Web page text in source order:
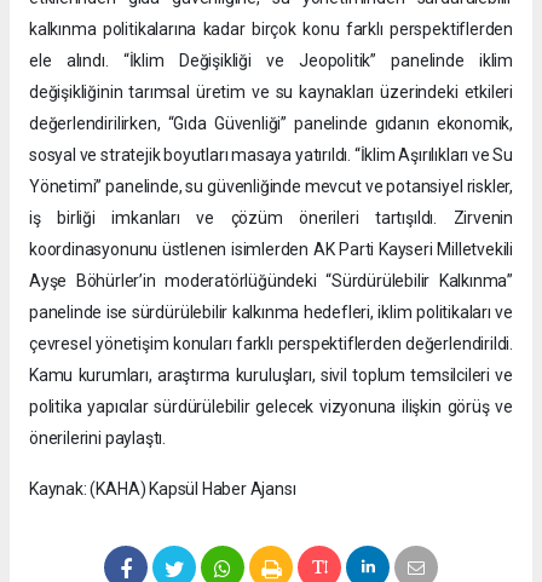
kalkınma politikalarına kadar birçok konu farklı perspektiflerden
ele alındı. “İklim Değişikliği ve Jeopolitik” panelinde iklim
değişikliğinin tarımsal üretim ve su kaynakları üzerindeki etkileri
değerlendirilirken, “Gıda Güvenliği” panelinde gıdanın ekonomik,
sosyal ve stratejik boyutları masaya yatırıldı. “İklim Aşırılıkları ve Su
Yönetimi” panelinde, su güvenliğinde mevcut ve potansiyel riskler,
iş birliği imkanları ve çözüm önerileri tartışıldı. Zirvenin
koordinasyonunu üstlenen isimlerden AK Parti Kayseri Milletvekili
Ayşe Böhürler’in moderatörlüğündeki “Sürdürülebilir Kalkınma”
panelinde ise sürdürülebilir kalkınma hedefleri, iklim politikaları ve
çevresel yönetişim konuları farklı perspektiflerden değerlendirildi.
Kamu kurumları, araştırma kuruluşları, sivil toplum temsilcileri ve
politika yapıcılar sürdürülebilir gelecek vizyonuna ilişkin görüş ve
önerilerini paylaştı.
Kaynak: (KAHA) Kapsül Haber Ajansı